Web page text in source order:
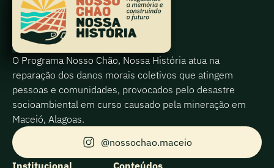
O Programa Nosso Chão, Nossa História atua na
reparação dos danos morais coletivos que atingem
pessoas e comunidades, provocados pelo desastre
socioambiental em curso causado pela mineração em
Maceió, Alagoas.
@nossochao.maceio